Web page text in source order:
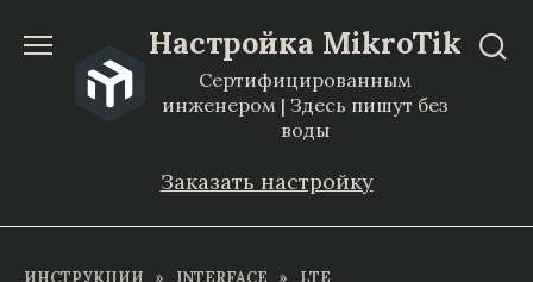
содержанию
Настройка MikroTik
Сертифицированным
инженером | Здесь пишут без
воды
Заказать настройку
ИНСТРУКЦИИ » INTERFACE » LTE